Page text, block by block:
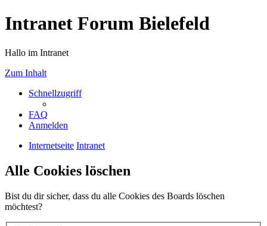
Intranet Forum Bielefeld
Hallo im Intranet
Zum Inhalt
Schnellzugriff
FAQ
Anmelden
Internetseite Intranet
Alle Cookies löschen
Bist du dir sicher, dass du alle Cookies des Boards löschen
möchtest?